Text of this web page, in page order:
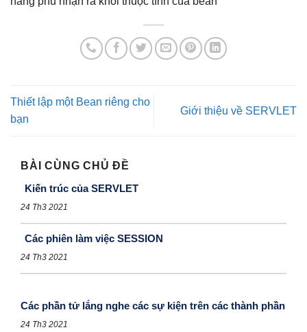
Thiết lập một Bean riêng cho
bạn
Giới thiệu về SERVLET
BÀI CÙNG CHỦ ĐỀ
Kiến trúc của SERVLET
24 Th3 2021
Các phiên làm việc SESSION
24 Th3 2021
Các phần tử lắng nghe các sự kiện trên các thành phần
24 Th3 2021